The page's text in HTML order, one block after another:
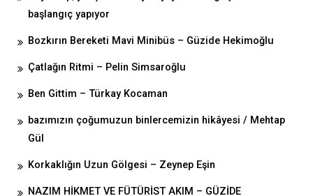
başlangıç yapıyor
Bozkırın Bereketi Mavi Minibüs – Güzide Hekimoğlu
Çatlağın Ritmi – Pelin Simsaroğlu
Ben Gittim – Türkay Kocaman
bazımızın çoğumuzun binlercemizin hikâyesi / Mehtap
Gül
Korkaklığın Uzun Gölgesi – Zeynep Eşin
NAZIM HİKMET VE FÜTÜRİST AKIM – GÜZİDE